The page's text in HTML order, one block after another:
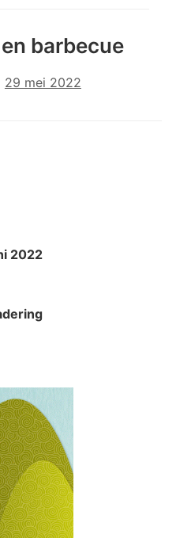
barbecue
29 mei 2022
2022